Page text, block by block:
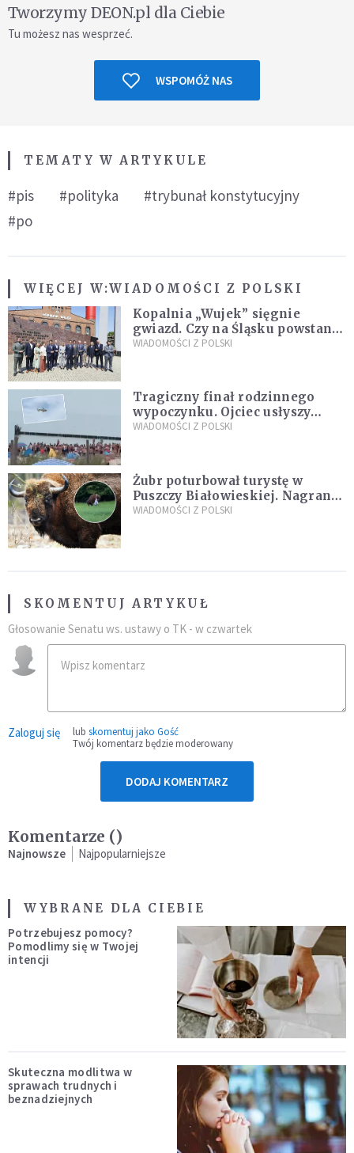
Tworzymy DEON.pl dla Ciebie
Tu możesz nas wesprzeć.
WSPOMÓŻ NAS
TEMATY W ARTYKULE
#pis #polityka
#trybunał konstytucyjny
#po
WIĘCEJ W:WIADOMOŚCI Z POLSKI
Kopalnia „Wujek” sięgnie
gwiazd. Czy na Śląsku powstanie
„Dolina Krzemowa”?
WIADOMOŚCI Z POLSKI
Tragiczny finał rodzinnego
wypoczynku. Ojciec usłyszy
zarzuty
WIADOMOŚCI Z POLSKI
Żubr poturbował turystę w
Puszczy Białowieskiej. Nagranie
daje do myślenia
WIADOMOŚCI Z POLSKI
SKOMENTUJ ARTYKUŁ
Głosowanie Senatu ws. ustawy o TK - w czwartek
Zaloguj się lub skomentuj jako Gość
Twój komentarz będzie moderowany
DODAJ KOMENTARZ
Komentarze ()
Najnowsze Najpopularniejsze
WYBRANE DLA CIEBIE
Potrzebujesz pomocy?
Pomodlimy się w Twojej
intencji
Skuteczna modlitwa w
sprawach trudnych i
beznadziejnych